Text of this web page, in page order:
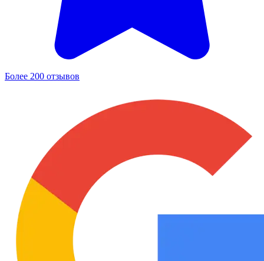
Более 200 отзывов